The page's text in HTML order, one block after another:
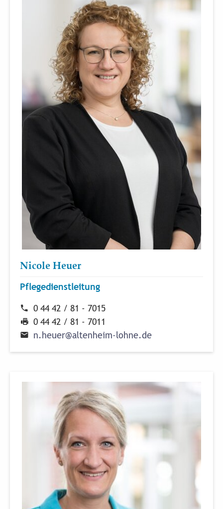
Nicole Heuer
Pflegedienstleitung
0 44 42 / 81 - 7015
0 44 42 / 81 - 7011
n.heuer@altenheim-lohne.de